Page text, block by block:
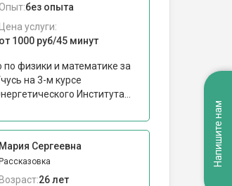
без опыта
Цена услуги:
от 1000 руб/45 минут
по физики и математике за
на 3-м курсе
Института...
Мария Сергеевна
Рассказовка
Возраст:26 лет
Напишите нам